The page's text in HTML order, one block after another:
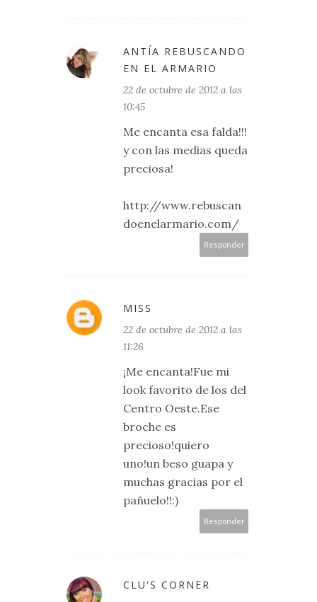
ANTÍA REBUSCANDO
EN EL ARMARIO
22 de octubre de 2012 a las
10:45
Me encanta esa falda!!!
y con las medias queda
preciosa!
http://www.rebuscan
doenelarmario.com/
Responder
MISS
22 de octubre de 2012 a las
11:26
¡Me encanta!Fue mi
look favorito de los del
Centro Oeste.Ese
broche es
precioso!quiero
uno!un beso guapa y
muchas gracias por el
pañuelo!!:)
Responder
CLU'S CORNER